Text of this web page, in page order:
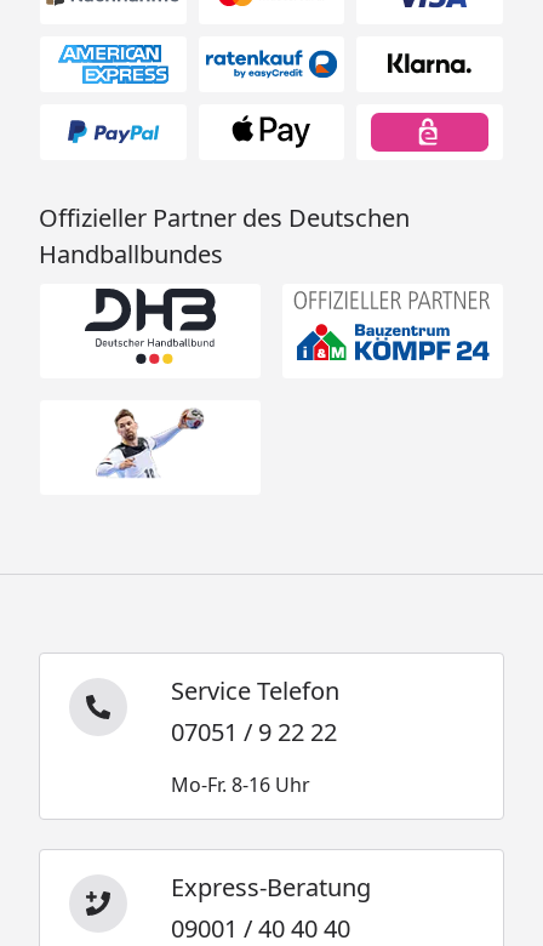
Offizieller Partner des Deutschen
Handballbundes
Service Telefon
07051 / 9 22 22
Mo-Fr. 8-16 Uhr
Express-Beratung
09001 / 40 40 40